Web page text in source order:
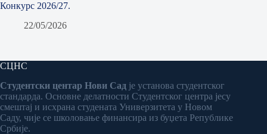
Конкурс 2026/27.
22/05/2026
СЦНС
Студентски центар Нови Сад је установа студентског
стандарда. Основне делатности Студентског центра јесу
смештај и исхрана студената Универзитета у Новом
Саду, чије се школовање финансира из буџета Републике
Србије.